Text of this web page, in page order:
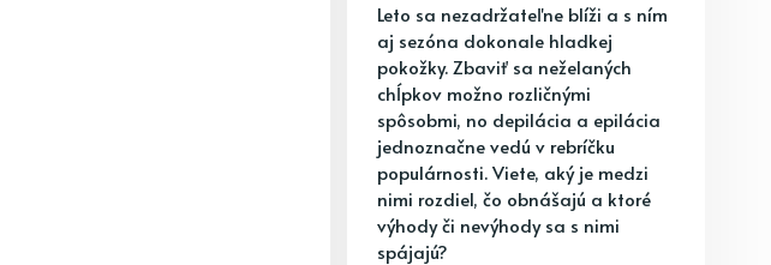
Leto sa nezadržateľne blíži a s ním
aj sezóna dokonale hladkej
pokožky. Zbaviť sa neželaných
chĺpkov možno rozličnými
spôsobmi, no depilácia a epilácia
jednoznačne vedú v rebríčku
populárnosti. Viete, aký je medzi
nimi rozdiel, čo obnášajú a ktoré
výhody či nevýhody sa s nimi
spájajú?